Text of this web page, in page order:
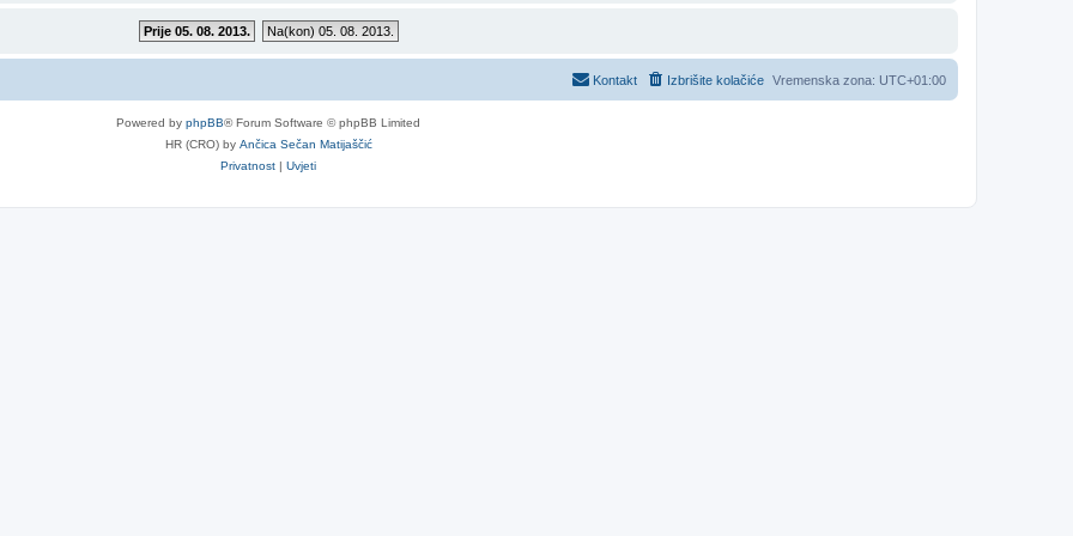
Prije 05. 08. 2013. Na(kon) 05. 08. 2013.
Vremenska zona: UTC+01:00
Izbrišite kolačiće
Kontakt
Powered by phpBB® Forum Software © phpBB Limited
HR (CRO) by Ančica Sečan Matijaščić
Privatnost | Uvjeti